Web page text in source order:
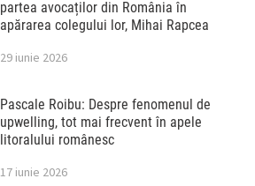
partea avocaților din România în
apărarea colegului lor, Mihai Rapcea
29 iunie 2026
Pascale Roibu: Despre fenomenul de
upwelling, tot mai frecvent în apele
litoralului românesc
17 iunie 2026